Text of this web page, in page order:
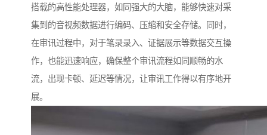
搭载的高性能处理器，如同强大的大脑，能够快速对采
集到的音视频数据进行编码、压缩和安全存储。同时，
在审讯过程中，对于笔录录入、证据展示等数据交互操
作，也能迅速响应，确保整个审讯流程如同顺畅的水
流，出现卡顿、延迟等情况，让审讯工作得以有序地开
展。​